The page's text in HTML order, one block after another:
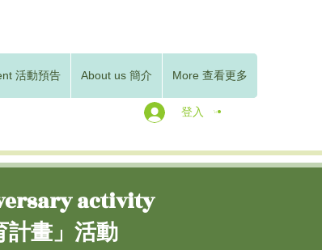
活動預告 About us 簡介 More 查看更多
登入
activity
計畫」活動